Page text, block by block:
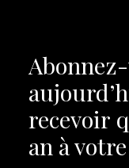
recevoir
an à